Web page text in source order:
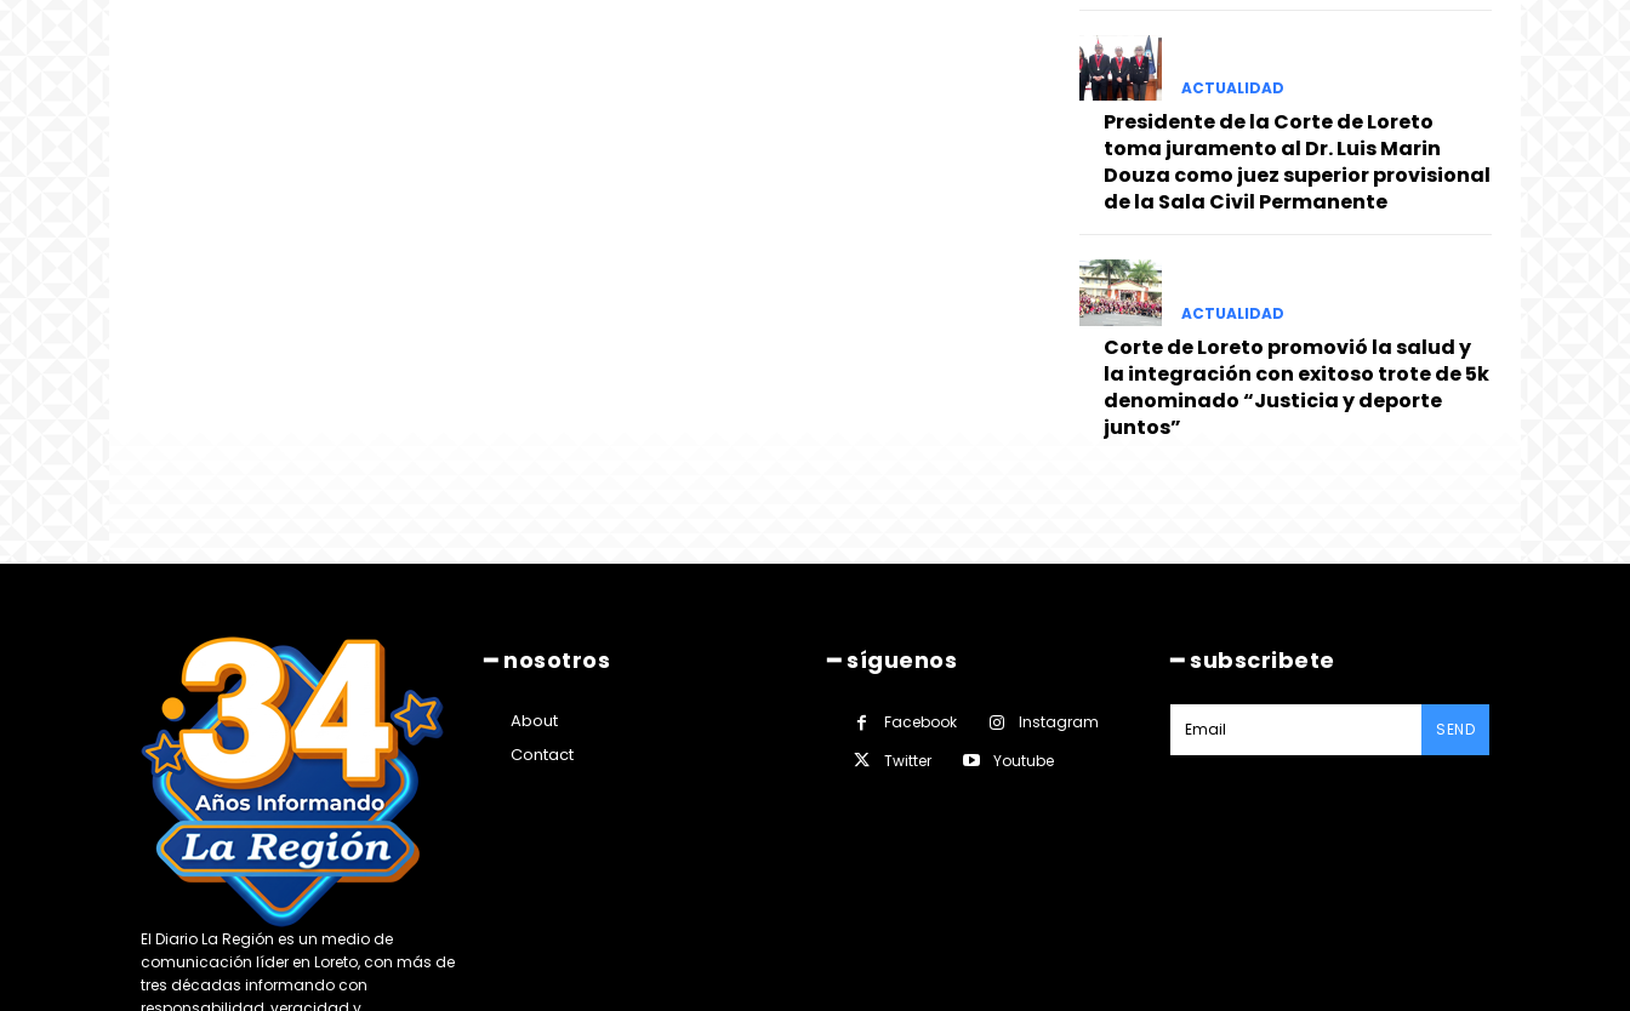
ACTUALIDAD
Presidente de la Corte de Loreto
toma juramento al Dr. Luis Marin
Douza como juez superior provisional
de la Sala Civil Permanente
ACTUALIDAD
Corte de Loreto promovió la salud y
la integración con exitoso trote de 5k
denominado “Justicia y deporte
juntos”
El Diario La Región es un medio de
comunicación líder en Loreto, con más de
tres décadas informando con
━ nosotros
About
Contact
━ síguenos
Facebook
Instagram
Twitter
Youtube
━ subscribete
SEND